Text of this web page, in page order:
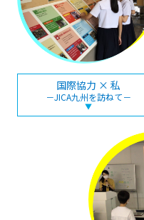
国際協力 × 私
－JICA九州を訪ねて－
▼